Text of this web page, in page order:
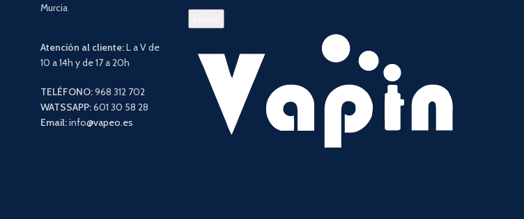
Murcia
Atención al cliente:L a V de
10 a 14h y de 17 a 20h
TELÉFONO:968 312 702
WATSSAPP:601 30 58 28
Email:info@vapeo.es